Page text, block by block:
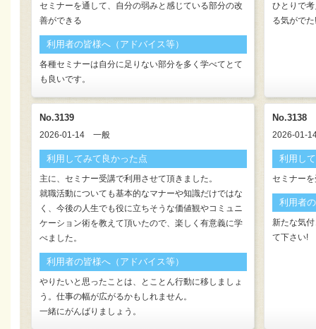
セミナーを通して、自分の弱みと感じている部分の改
善ができる
利用者の皆様へ（アドバイス等）
各種セミナーは自分に足りない部分を多く学べてとて
も良いです。
ひとりで
る気がでた
No.3139
2026-01-14 一般
利用してみて良かった点
主に、セミナー受講で利用させて頂きました。
就職活動についても基本的なマナーや知識だけではな
く、今後の人生でも役に立ちそうな価値観やコミュニ
ケーション術を教えて頂いたので、楽しく有意義に学
べました。
利用者の皆様へ（アドバイス等）
やりたいと思ったことは、とことん行動に移しましょ
う。仕事の幅が広がるかもしれません。
一緒にがんばりましょう。
No.3138
2026-01-
利用し
セミナー
利用者
新たな気
て下さい!